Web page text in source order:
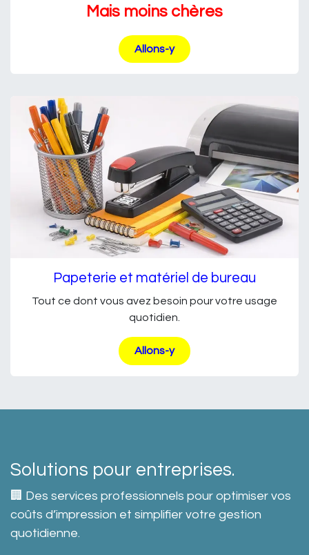
Mais moins chères
Allons-y
Papeterie et matériel de bureau
Tout ce dont vous avez besoin pour votre usage
quotidien.
Allons-y
Solutions pour entreprises.
🏢 Des services professionnels pour optimiser vos
coûts d’impression et simplifier votre gestion
quotidienne.